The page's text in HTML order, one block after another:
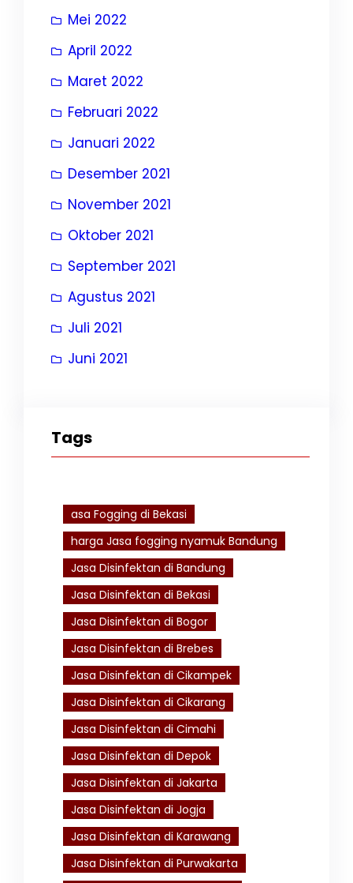
Mei 2022
April 2022
Maret 2022
Februari 2022
Januari 2022
Desember 2021
November 2021
Oktober 2021
September 2021
Agustus 2021
Juli 2021
Juni 2021
Tags
asa Fogging di Bekasi
harga Jasa fogging nyamuk Bandung
Jasa Disinfektan di Bandung
Jasa Disinfektan di Bekasi
Jasa Disinfektan di Bogor
Jasa Disinfektan di Brebes
Jasa Disinfektan di Cikampek
Jasa Disinfektan di Cikarang
Jasa Disinfektan di Cimahi
Jasa Disinfektan di Depok
Jasa Disinfektan di Jakarta
Jasa Disinfektan di Jogja
Jasa Disinfektan di Karawang
Jasa Disinfektan di Purwakarta